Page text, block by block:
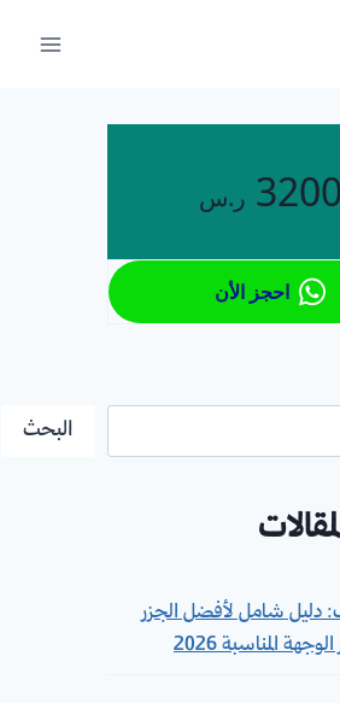
3200 ر.س
احجز الأن
البحث
دليل شامل لأفضل الجزر
المناسبة 2026